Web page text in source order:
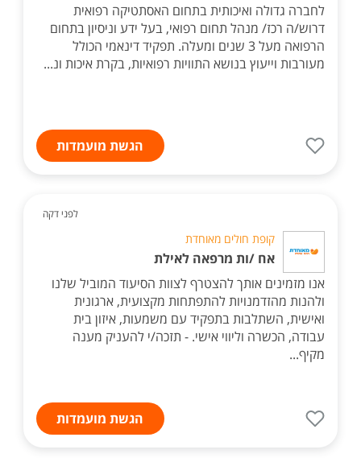
לחברה גדולה ואיכותית בתחום האסתטיקה רפואית
דרוש/ה רכז/ מנהל תחום רפואי, בעל ידע וניסיון בתחום
הרפואה מעל 3 שנים ומעלה. תפקיד דינאמי הכולל
מעורבות וייעוץ בנושא התוויות רפואיות, בקרת איכות ונ...
הגשת מועמדות
לפני דקה
קופת חולים מאוחדת
אח /ות מרפאה לאילת
אנו מזמינים אותך להצטרף לצוות הסיעוד המוביל שלנו
ולהנות מהזדמנויות להתפתחות מקצועית, ארגונית
ואישית, השתלבות בתפקיד עם משמעות, איזון בית
עבודה, הכשרה וליווי אישי. - תזכה/י להעניק מענה
מקיף...
הגשת מועמדות